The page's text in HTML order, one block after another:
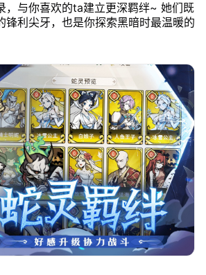
，与你喜欢的ta建立更深羁绊~ 她们既
锋利尖牙，也是你探索黑暗时最温暖的